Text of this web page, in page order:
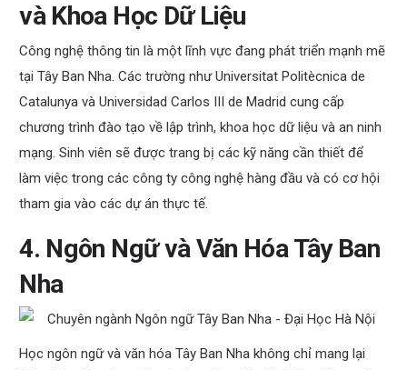
và Khoa Học Dữ Liệu
Công nghệ thông tin là một lĩnh vực đang phát triển mạnh mẽ
tại Tây Ban Nha. Các trường như Universitat Politècnica de
Catalunya và Universidad Carlos III de Madrid cung cấp
chương trình đào tạo về lập trình, khoa học dữ liệu và an ninh
mạng. Sinh viên sẽ được trang bị các kỹ năng cần thiết để
làm việc trong các công ty công nghệ hàng đầu và có cơ hội
tham gia vào các dự án thực tế.
4. Ngôn Ngữ và Văn Hóa Tây Ban
Nha
Học ngôn ngữ và văn hóa Tây Ban Nha không chỉ mang lại